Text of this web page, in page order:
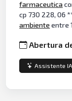
farmaceutica
cp 730 228, 06
ambiente entre
Abertura
Assistente IA